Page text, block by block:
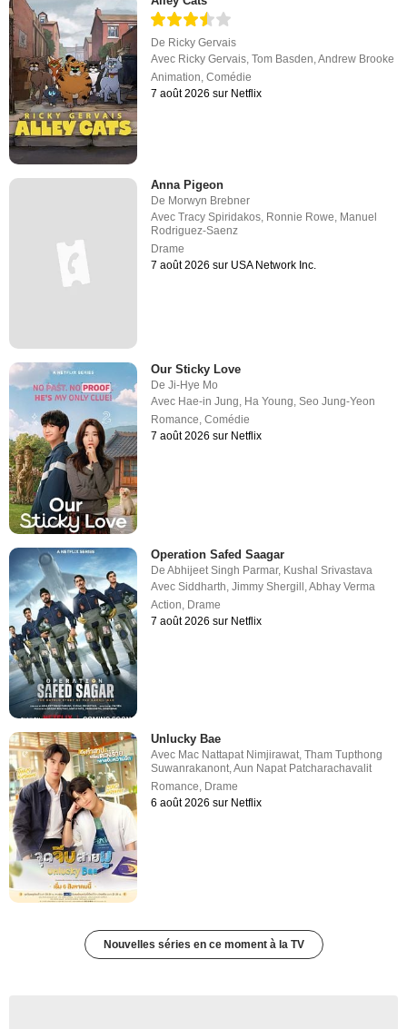
De Ricky Gervais
Avec Ricky Gervais ,Tom Basden ,Andrew Brooke
Animation ,Comédie
7 août 2026 sur Netflix
Anna Pigeon
De Morwyn Brebner
AvecTracy Spiridakos, Ronnie Rowe, Manuel
Rodriguez-Saenz
Drame
7 août 2026 sur USA Network Inc.
Our Sticky Love
DeJi-Hye Mo
Avec Hae-in Jung, Ha Young,Seo Jung-Yeon
Romance,Comédie
7 août 2026 sur Netflix
Operation Safed Saagar
DeAbhijeet Singh Parmar, Kushal Srivastava
AvecSiddharth ,Jimmy Shergill ,Abhay Verma
Action Drame
7 août 2026 sur Netflix
Unlucky Bae
Avec Mac Nattapat Nimjirawat,Tham Tupthong
Suwanrakanont,Aun Napat Patcharachavalit
Romance, Drame
6 août 2026 sur Netflix
Nouvelles séries en ce moment à la TV